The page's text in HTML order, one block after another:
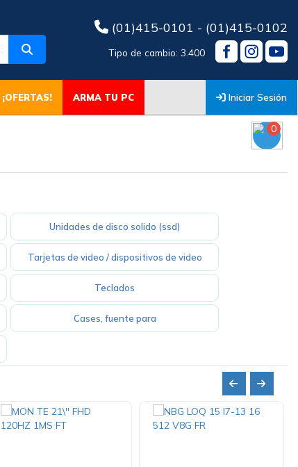
(01)415-0101 - (01)415-0102
Tipo de cambio: 3.400
¡OFERTAS! ARMA TU PC Iniciar Sesión
0
Unidades de disco solido (ssd)
Tarjetas de video / dispositivos de video
Teclados
Cases, fuente para